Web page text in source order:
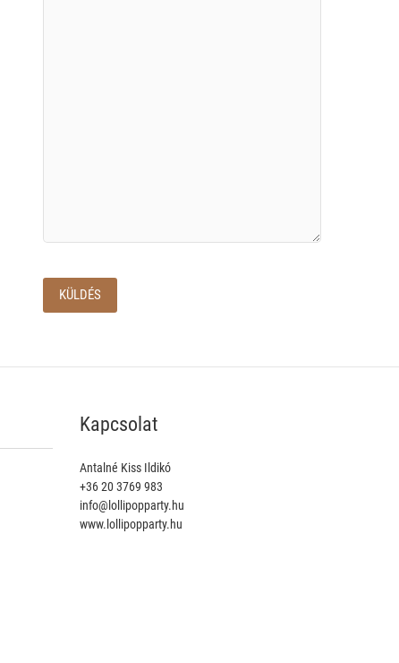
Kapcsolat
Antalné Kiss Ildikó
+36 20 3769 983
info@lollipopparty.hu
www.lollipopparty.hu